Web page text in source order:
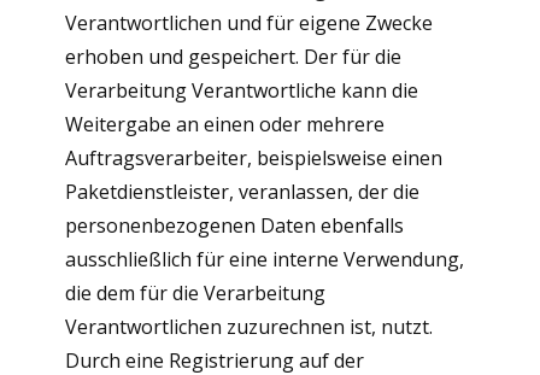
Verantwortlichen und für eigene Zwecke
erhoben und gespeichert. Der für die
Verarbeitung Verantwortliche kann die
Weitergabe an einen oder mehrere
Auftragsverarbeiter, beispielsweise einen
Paketdienstleister, veranlassen, der die
personenbezogenen Daten ebenfalls
ausschließlich für eine interne Verwendung,
die dem für die Verarbeitung
Verantwortlichen zuzurechnen ist, nutzt.
Durch eine Registrierung auf der